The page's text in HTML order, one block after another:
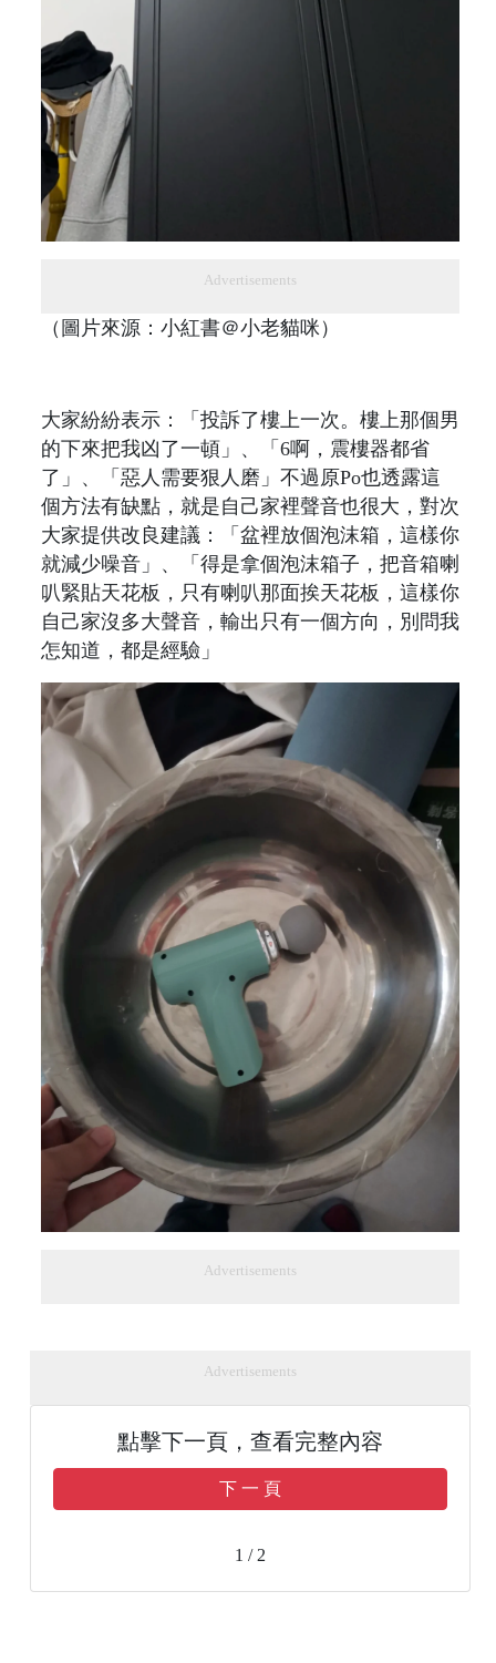
Advertisements
（圖片來源：小紅書＠小老貓咪）
大家紛紛表示：「投訴了樓上一次。樓上那個男
的下來把我凶了一頓」、「6啊，震樓器都省
了」、「惡人需要狠人磨」不過原Po也透露這
個方法有缺點，就是自己家裡聲音也很大，對次
大家提供改良建議：「盆裡放個泡沫箱，這樣你
就減少噪音」、「得是拿個泡沫箱子，把音箱喇
叭緊貼天花板，只有喇叭那面挨天花板，這樣你
自己家沒多大聲音，輸出只有一個方向，別問我
怎知道，都是經驗」
Advertisements
Advertisements
點擊下一頁，查看完整內容
下 一 頁
1 / 2